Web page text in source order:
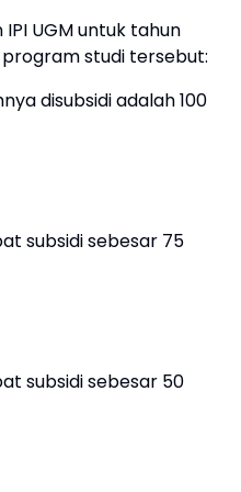
UGM untuk tahun
studi tersebut:
disubsidi adalah 100
subsidi sebesar 75
subsidi sebesar 50